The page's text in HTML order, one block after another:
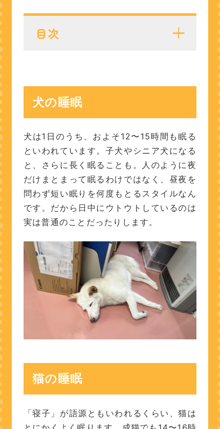
目次
猫の睡眠
犬の睡眠
犬は1日のうち、およそ12〜15時間も眠る
といわれています。子犬やシニア犬になる
と、さらに長く眠ることも。人のように夜
だけまとまって眠るわけではなく、昼夜を
問わず短い眠りを何度もとるスタイルなん
です。だから日中にウトウトしているのは
実は普通のことだったりします。
猫の睡眠
「寝子」が語源ともいわれるくらい、猫は